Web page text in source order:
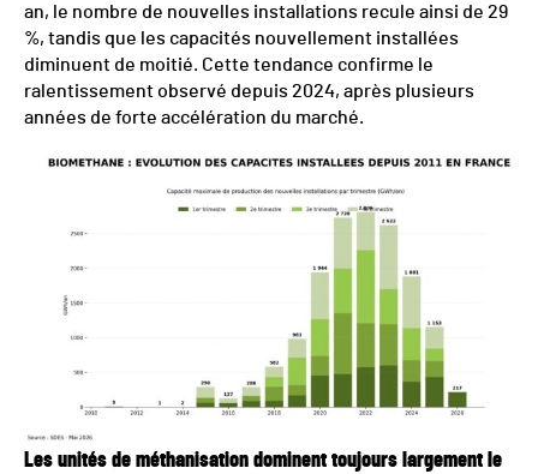
an, le nombre de nouvelles installations recule ainsi de 29
%, tandis que les capacités nouvellement installées
diminuent de moitié. Cette tendance confirme le
ralentissement observé depuis 2024, après plusieurs
années de forte accélération du marché.
Les unités de méthanisation dominent toujours largement le